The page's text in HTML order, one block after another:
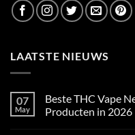
LAATSTE NIEUWS
07
May
Beste THC Vape
Producten in 2026